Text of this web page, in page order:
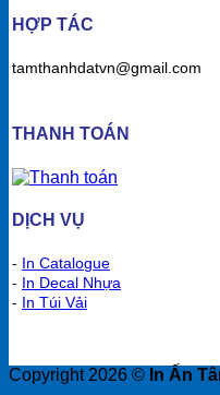
HỢP TÁC
tamthanhdatvn@gmail.com
THANH TOÁN
DỊCH VỤ
-
In Catalogue
-
In Decal Nhựa
-
In Túi Vải
Copyright 2026 © In Ấn